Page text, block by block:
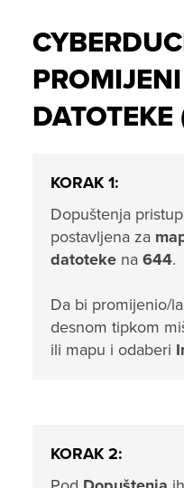
KORAK 1:
Dopuštenja
postavljena za
datoteke na 644.
Da bi promijenio/
desnom tipkom
ili mapu i odaberi
KORAK 2: